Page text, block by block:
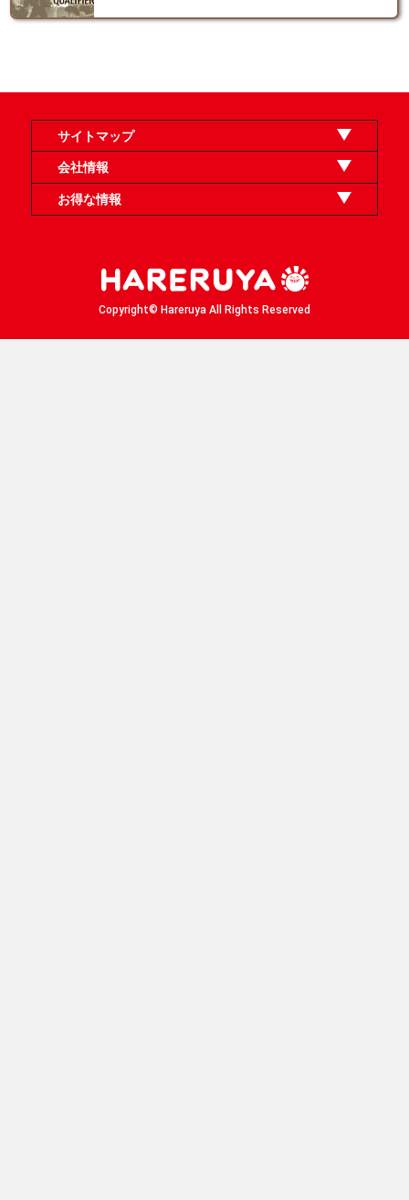
サイトマップ
オンラインショップ
買取
記事
選手一覧
デッキ検索
デッキ構築
イベント・大会
店舗のご案内
お問い合わせ
ヘルプ
FAQ
会社情報
利用規約
スタッフ募集
特定商取引法表示
個人情報保護方針
企業情報
お得な情報
Copyright© Hareruya All Rights Reserved